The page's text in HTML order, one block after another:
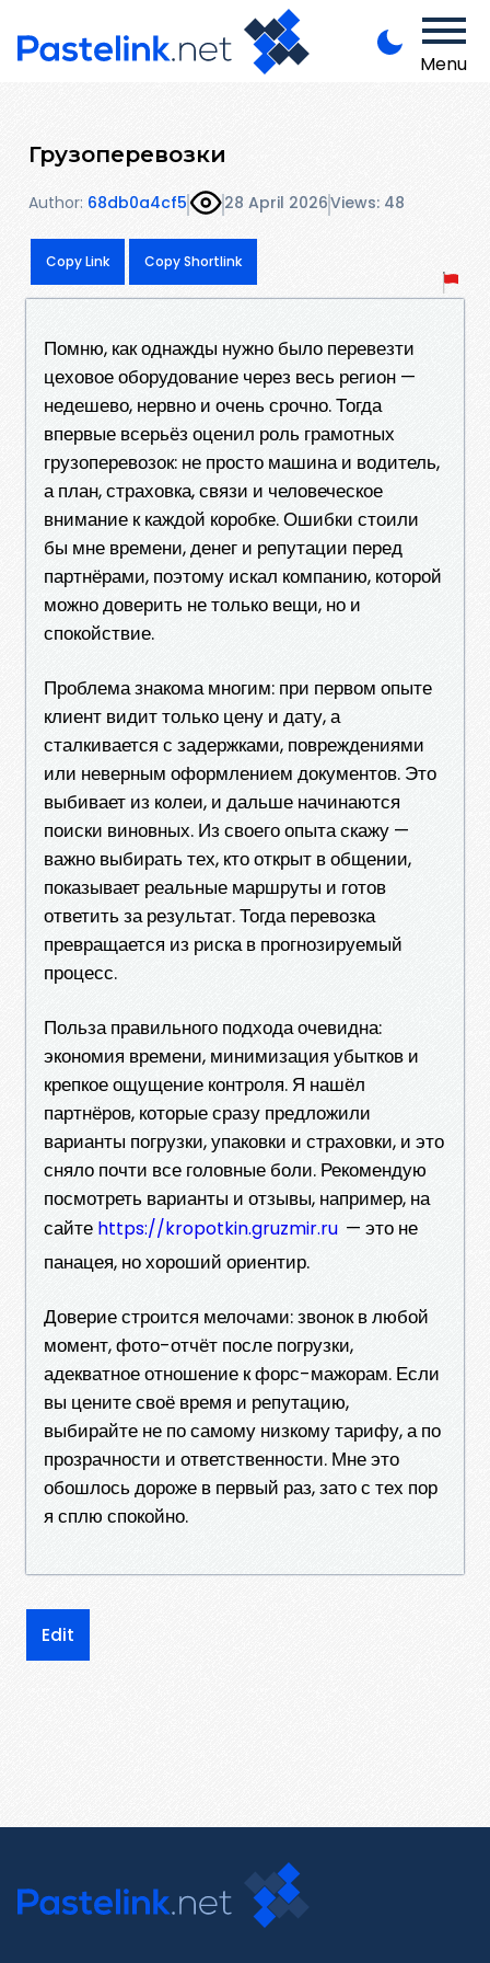
Menu
Грузоперевозки
Author: 68db0a4cf5 28 April 2026Views: 48
Copy Link Copy Shortlink
Помню, как однажды нужно было перевезти
цеховое оборудование через весь регион —
недешево, нервно и очень срочно. Тогда
впервые всерьёз оценил роль грамотных
грузоперевозок: не просто машина и водитель,
а план, страховка, связи и человеческое
внимание к каждой коробке. Ошибки стоили
бы мне времени, денег и репутации перед
партнёрами, поэтому искал компанию, которой
можно доверить не только вещи, но и
спокойствие.
Проблема знакома многим: при первом опыте
клиент видит только цену и дату, а
сталкивается с задержками, повреждениями
или неверным оформлением документов. Это
выбивает из колеи, и дальше начинаются
поиски виновных. Из своего опыта скажу —
важно выбирать тех, кто открыт в общении,
показывает реальные маршруты и готов
ответить за результат. Тогда перевозка
превращается из риска в прогнозируемый
процесс.
Польза правильного подхода очевидна:
экономия времени, минимизация убытков и
крепкое ощущение контроля. Я нашёл
партнёров, которые сразу предложили
варианты погрузки, упаковки и страховки, и это
сняло почти все головные боли. Рекомендую
посмотреть варианты и отзывы, например, на
сайте https://kropotkin.gruzmir.ru — это не
панацея, но хороший ориентир.
Доверие строится мелочами: звонок в любой
момент, фото-отчёт после погрузки,
адекватное отношение к форс-мажорам. Если
вы цените своё время и репутацию,
выбирайте не по самому низкому тарифу, а по
прозрачности и ответственности. Мне это
обошлось дороже в первый раз, зато с тех пор
я сплю спокойно.
Edit